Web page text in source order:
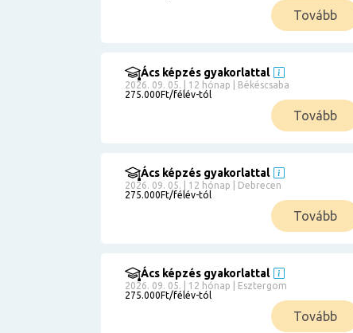
Tovább
Ács képzés gyakorlattal
2026. 09. 05. | 12 hónap | Békéscsaba
275.000Ft/félév-tól
Tovább
Ács képzés gyakorlattal
2026. 09. 05. | 12 hónap | Debrecen
275.000Ft/félév-tól
Tovább
Ács képzés gyakorlattal
2026. 09. 05. | 12 hónap | Esztergom
275.000Ft/félév-tól
Tovább